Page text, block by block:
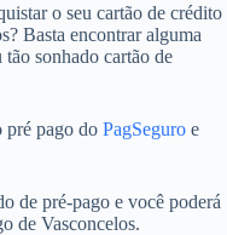
o seu cartão de crédito
Basta encontrar alguma
tão sonhado cartão de
pré pago do PagSeguro e
de pré-pago e você poderá
de Vasconcelos.